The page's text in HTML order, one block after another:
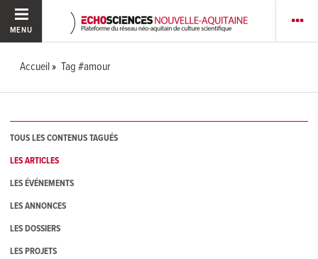
MENU
Accueil Tag #amour
TOUS LES CONTENUS TAGUÉS
LES ARTICLES
LES ÉVÉNEMENTS
LES ANNONCES
LES DOSSIERS
LES PROJETS